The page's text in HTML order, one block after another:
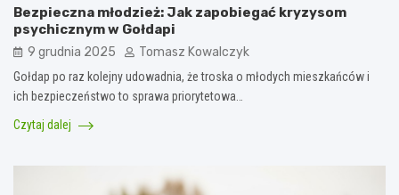
Bezpieczna młodzież: Jak zapobiegać kryzysom
psychicznym w Gołdapi
9 grudnia 2025 Tomasz Kowalczyk
Gołdap po raz kolejny udowadnia, że troska o młodych mieszkańców i
ich bezpieczeństwo to sprawa priorytetowa…
Czytaj dalej